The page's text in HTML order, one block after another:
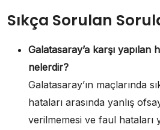
Sıkça Sorulan
Galatasaray’a karşı yapılan
nelerdir?
Galatasaray’ın maçlarında
hataları arasında yanlış
verilmemesi ve faul hataları